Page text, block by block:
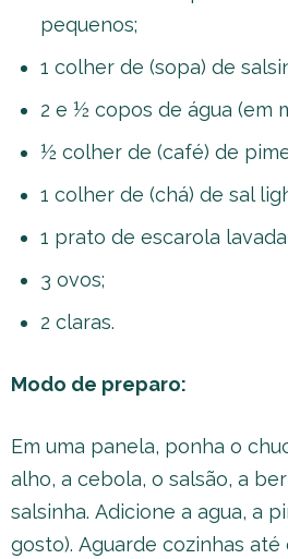
pequenos;
1 colher de (sopa) de
2 e ½ copos de água (em
½ colher de (café) de
1 colher de (chá) de sal
1 prato de escarola
3 ovos;
2 claras.
Modo de preparo:
Em uma panela, ponha o
alho, a cebola, o salsão, a
salsinha. Adicione a agua, a
gosto). Aguarde cozinhas